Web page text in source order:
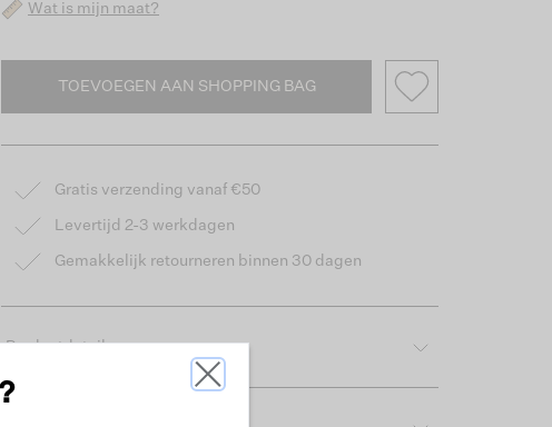
Wat is mijn maat?
TOEVOEGEN AAN SHOPPING BAG
Gratis verzending vanaf €50
Levertijd 2-3 werkdagen
Gemakkelijk retourneren binnen 30 dagen
Productdetails